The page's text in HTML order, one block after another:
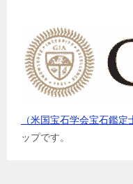
（米国宝石学会宝石鑑定
ップです。